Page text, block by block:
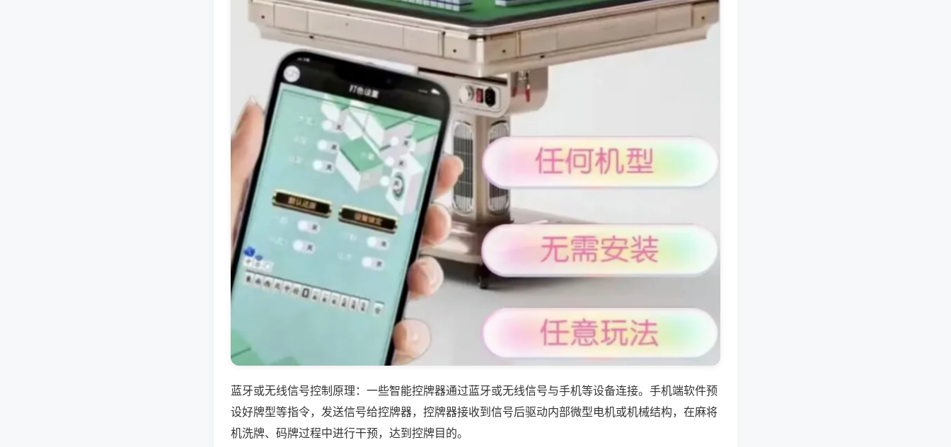
蓝牙或无线信号控制原理：一些智能控牌器通过蓝牙或无线信号与手机等设备连接。手机端软件预
设好牌型等指令，发送信号给控牌器，控牌器接收到信号后驱动内部微型电机或机械结构，在麻将
机洗牌、码牌过程中进行干预，达到控牌目的。